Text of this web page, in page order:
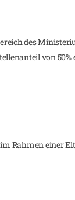
des
von 50%
Rahmen einer